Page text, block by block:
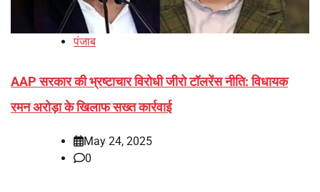
पंजाब
AAP सरकार की भ्रष्टाचार विरोधी जीरो टॉलरेंस नीति: विधायक
रमन अरोड़ा के खिलाफ सख्त कार्रवाई
May 24, 2025
0